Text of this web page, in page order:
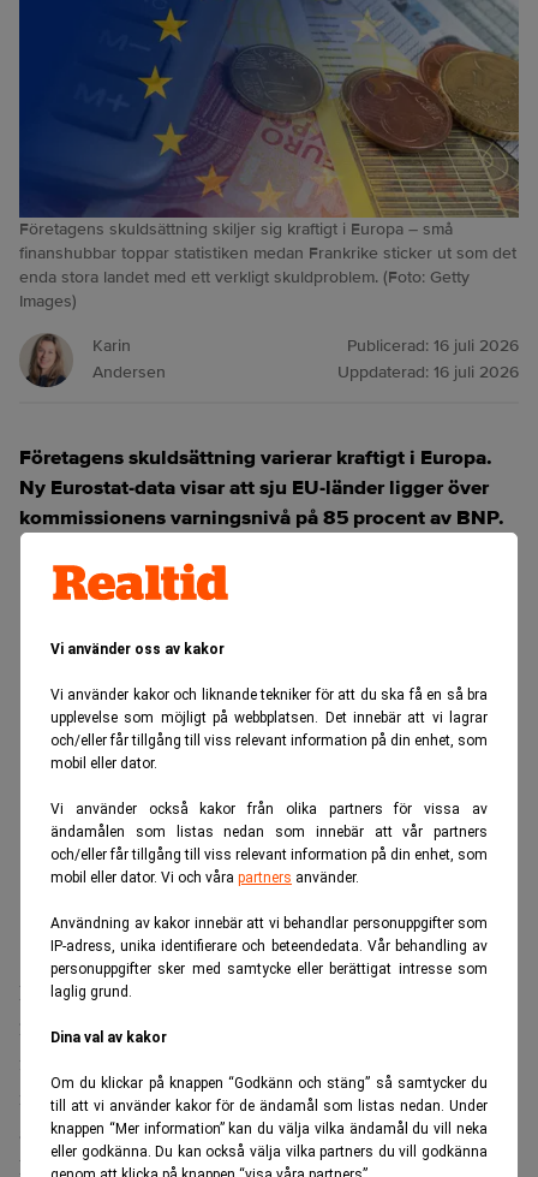
Vi använder oss av kakor
Vi använder kakor och liknande tekniker för att du ska få en så bra
upplevelse som möjligt på webbplatsen. Det innebär att vi lagrar
och/eller får tillgång till viss relevant information på din enhet, som
mobil eller dator.
Vi använder också kakor från olika partners för vissa av
ändamålen som listas nedan som innebär att vår partners
och/eller får tillgång till viss relevant information på din enhet, som
mobil eller dator. Vi och våra partners använder.
Användning av kakor innebär att vi behandlar personuppgifter som
IP-adress, unika identifierare och beteendedata. Vår behandling av
personuppgifter sker med samtycke eller berättigat intresse som
laglig grund.
Dina val av kakor
Om du klickar på knappen “Godkänn och stäng” så samtycker du
till att vi använder kakor för de ändamål som listas nedan. Under
knappen “Mer information” kan du välja vilka ändamål du vill neka
eller godkänna. Du kan också välja vilka partners du vill godkänna
Företagens skuldsättning skiljer sig kraftigt i Europa – små
finanshubbar toppar statistiken medan Frankrike sticker ut som det
enda stora landet med ett verkligt skuldproblem. (Foto: Getty
Images)
Karin
Andersen
Publicerad: 16 juli 2026
Uppdaterad: 16 juli 2026
Företagens skuldsättning varierar kraftigt i Europa.
Ny Eurostat‑data visar att sju EU‑länder ligger över
kommissionens varningsnivå på 85 procent av BNP.
ANNONS
EU‑snittet ligger på 70,1 procent av BNP, vilket är nära
20‑årslägsta. Men siffrorna är inte så enkla som de ser ut:
flera av de mest skuldsatta länderna är små finansnav där
multinationella koncerner bokför internlån. Det bidrar till
att blåsa upp statistiken.
Luxemburg är ett extremfall. Företagsskulderna motsvarar